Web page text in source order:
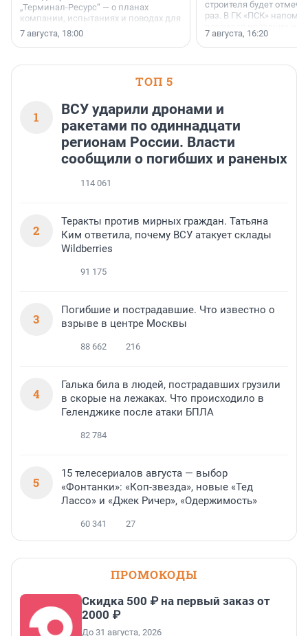
„Терминал-Ресурс“ — о планах
компании, испытаниях и поводах для
осторожного оптимизма.
7 августа, 18:00
строителя будет
раз. В ГК «ПСК»
поменялась роль
7 августа, 16:20
ТОП 5
1
ВСУ ударили дронами и
ракетами по одиннадцати
регионам России. Власти
сообщили о погибших и раненых
114 061
2
Теракты против мирных граждан. Татьяна
Ким ответила, почему ВСУ атакует склады
Wildberries
91 175
3
Погибшие и пострадавшие. Что известно о
взрыве в центре Москвы
88 662 216
4
Галька била в людей, пострадавших грузили
в скорые на лежаках. Что происходило в
Геленджике после атаки БПЛА
82 784
5
15 телесериалов августа — выбор
«Фонтанки»: «Коп-звезда», новые «Тед
Лассо» и «Джек Ричер», «Одержимость»
60 341 27
ПРОМОКОДЫ
Скидка 500 ₽ на первый заказ от
2000 ₽
До 31 августа, 2026